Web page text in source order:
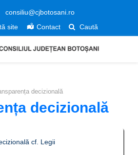
consiliu@cjbotosani.ro
site
Contact Caută
decizională
decizională
cf. Legii